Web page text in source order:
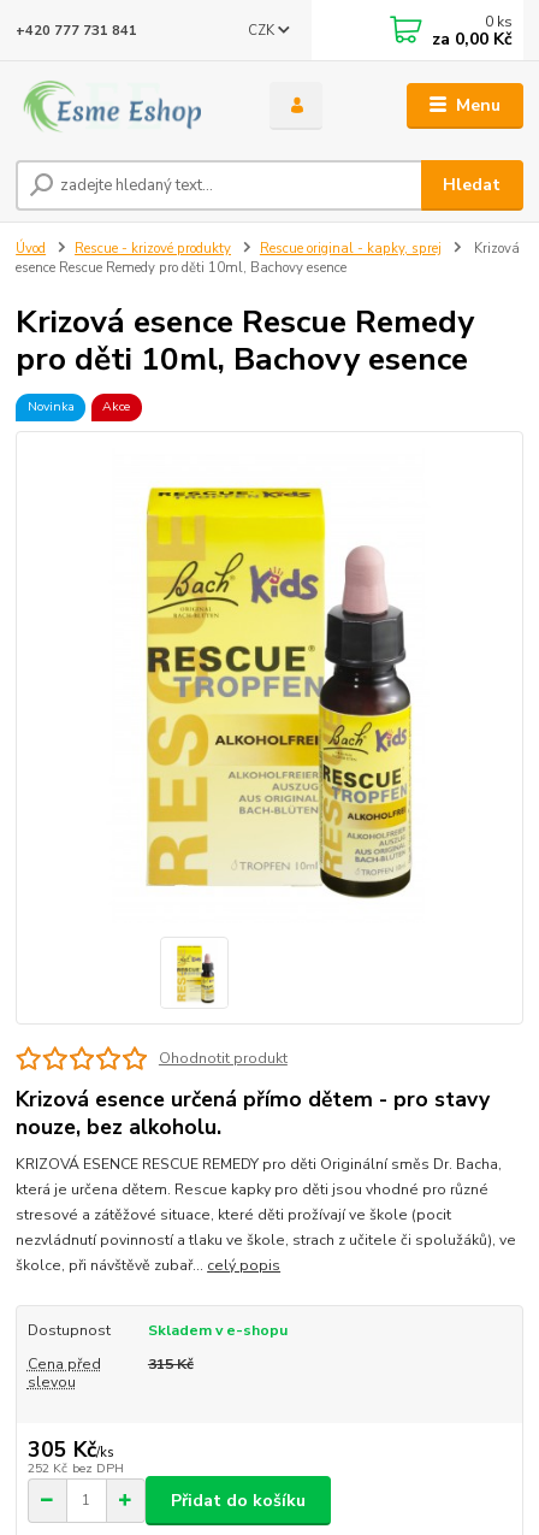
Menu
CZK
Hledat
+420 777 731 841 0 ks
za 0,00 Kč
Úvod Rescue - krizové produkty Rescue original - kapky, sprej
Krizová
esence Rescue Remedy pro děti 10ml, Bachovy esence
Krizová esence Rescue Remedy
pro děti 10ml, Bachovy esence
Novinka Akce
Ohodnotit produkt
Krizová esence určená přímo dětem - pro stavy
nouze, bez alkoholu.
KRIZOVÁ ESENCE RESCUE REMEDY pro děti Originální směs Dr. Bacha,
která je určena dětem. Rescue kapky pro děti jsou vhodné pro různé
stresové a zátěžové situace, které děti prožívají ve škole (pocit
nezvládnutí povinností a tlaku ve škole, strach z učitele či spolužáků), ve
školce, při návštěvě zubař... celý popis
Dostupnost
Skladem v e-shopu
Cena před
slevou
315 Kč
305 Kč/ks
252 Kč bez DPH
Přidat do košíku